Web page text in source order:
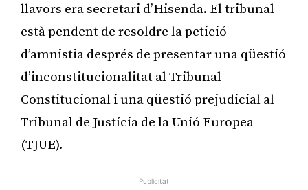
llavors era secretari d’Hisenda. El tribunal
està pendent de resoldre la petició
d’amnistia després de presentar una qüestió
d’inconstitucionalitat al Tribunal
Constitucional i una qüestió prejudicial al
Tribunal de Justícia de la Unió Europea
(TJUE).
Publicitat